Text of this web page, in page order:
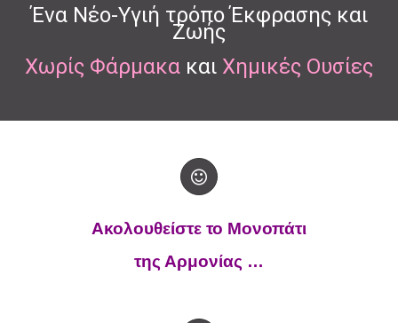
Ένα Νέο-Υγιή τρόπο Έκφρασης και
Ζωής
Χωρίς Φάρμακα και Χημικές Ουσίες
Ακολουθείστε το Μονοπάτι
της Αρμονίας …